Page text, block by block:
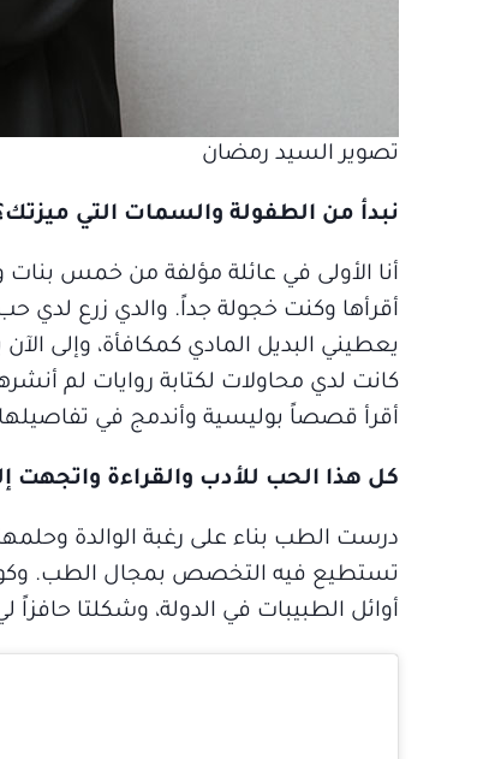
تصوير السيد رمضان
نبدأ من الطفولة والسمات التي
أنا الأولى في عائلة مؤلفة من خمس
أقرأها وكنت خجولة جداً. والدي زرع لدي
يعطيني البديل المادي كمكافأة، وإلى
كانت لدي محاولات لكتابة روايات لم
أقرأ قصصاً بوليسية وأندمج في تفاصيلها
كل هذا الحب للأدب والقراءة واتجهت
درست الطب بناء على رغبة الوالدة
تستطيع فيه التخصص بمجال الطب. وكوني
أوائل الطبيبات في الدولة، وشكلتا